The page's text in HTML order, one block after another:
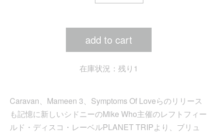
add to cart
在庫状況：残り1
Caravan、Mameen 3、Symptoms Of Loveらのリリース
も記憶に新しいシドニーのMike Who主催のレフトフィー
ルド・ディスコ・レーベルPLANET TRIPより、ブリュ